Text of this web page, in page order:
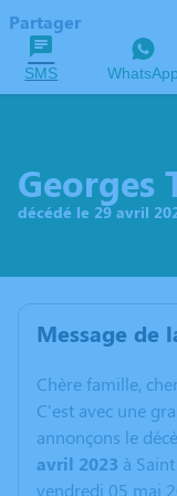
Partager
SMS WhatsApp
Georges
décédé le 29 avril
Message de
Chère famille,
C'est avec une
annonçons le
avril 2023 à
vendredi 05 mai